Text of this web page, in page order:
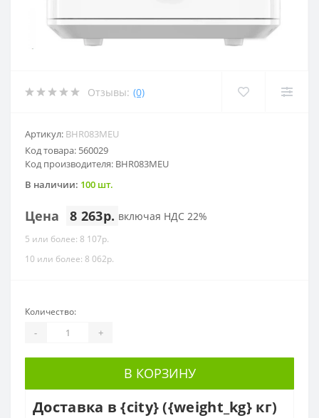
Отзывы: (0)
Артикул: BHR083MEU
Код товара: 560029
Код производителя: BHR083MEU
В наличии: 100 шт.
Цена 8 263р. включая НДС 22%
5 или более: 8 107р.
10 или более: 8 062р.
Количество:
- +
В КОРЗИНУ
Доставка в {city} ({weight_kg} кг)